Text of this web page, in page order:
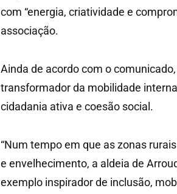
com “energia, criatividade e
associação.
Ainda de acordo com o
transformador da mobilidade
cidadania ativa e coesão social.
“Num tempo em que as zonas
e envelhecimento, a aldeia de
exemplo inspirador de inclusão,